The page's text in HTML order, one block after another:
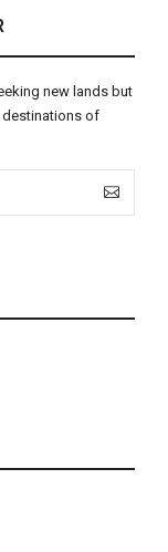
new lands but
destinations of